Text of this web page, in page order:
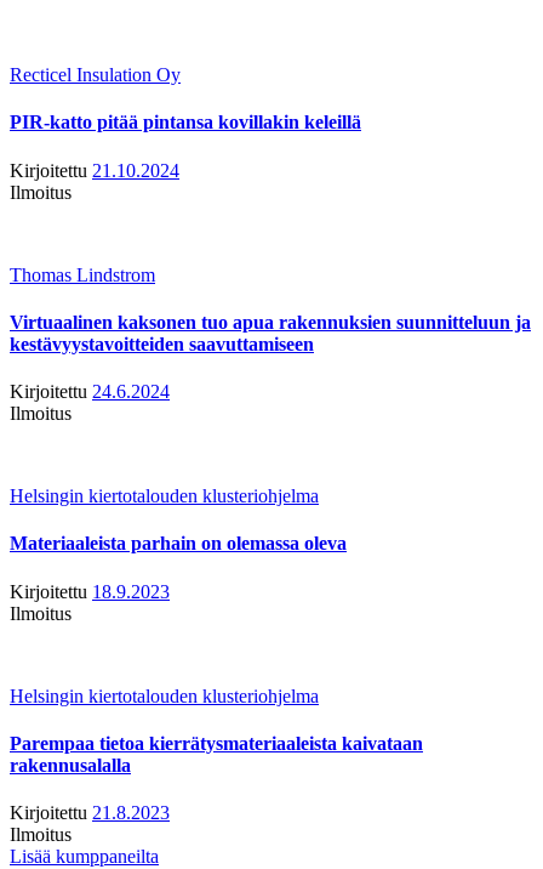
Recticel Insulation Oy
PIR-katto pitää pintansa kovillakin keleillä
Kirjoitettu 21.10.2024
Ilmoitus
Thomas Lindstrom
Virtuaalinen kaksonen tuo apua rakennuksien suunnitteluun ja
kestävyystavoitteiden saavuttamiseen
Kirjoitettu 24.6.2024
Ilmoitus
Helsingin kiertotalouden klusteriohjelma
Materiaaleista parhain on olemassa oleva
Kirjoitettu 18.9.2023
Ilmoitus
Helsingin kiertotalouden klusteriohjelma
Parempaa tietoa kierrätysmateriaaleista kaivataan
rakennusalalla
Kirjoitettu 21.8.2023
Ilmoitus
Lisää kumppaneilta